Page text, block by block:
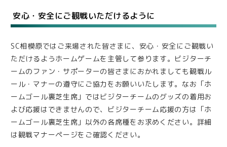
安心・安全にご観戦いただけるように
SC相模原ではご来場された皆さまに、安心・安全にご観戦い
ただけるようホームゲームを主管して参ります。ビジターチ
ームのファン・サポーターの皆さまにおかれましても観戦ル
ール・マナーの遵守にご協力をお願いいたします。なお「ホ
ームゴール裏芝生席」ではビジターチームのグッズの着用お
よび応援はできませんので、ビジターチーム応援の方は「ホ
ームゴール裏芝生席」以外の各席種をお求めください。詳細
は観戦マナーページをご確認ください。